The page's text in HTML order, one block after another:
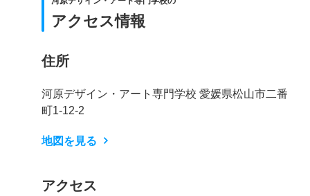
アクセス情報
住所
河原デザイン・アート専門学校 愛媛県松山市二番
町1-12-2
地図を見る
アクセス